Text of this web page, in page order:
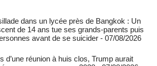
dans un lycée près de Bangkok : Un
de 14 ans tue ses grands-parents puis
avant de se suicider - 07/08/2026
d’une réunion à huis clos, Trump aurait